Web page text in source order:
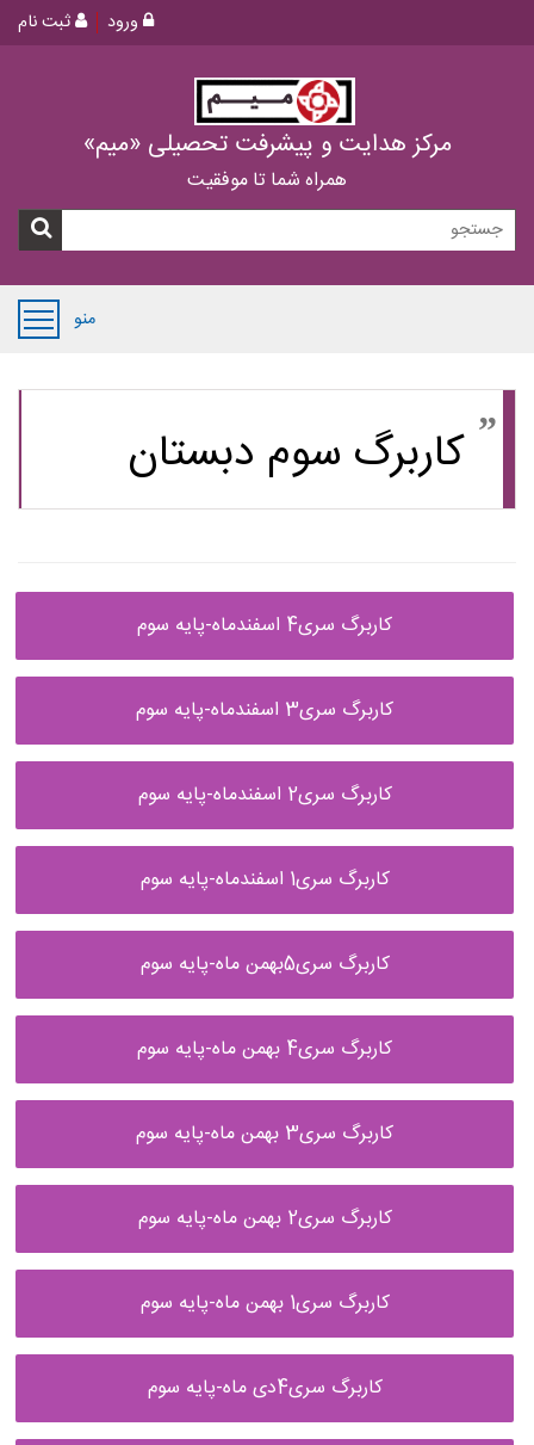
ثبت نام ورود
مرکز هدایت و پیشرفت تحصیلی «میم»
همراه شما تا موفقیت
منو
کاربرگ سوم دبستان
کاربرگ سری4 اسفندماه-پایه سوم
کاربرگ سری3 اسفندماه-پایه سوم
کاربرگ سری2 اسفندماه-پایه سوم
کاربرگ سری1 اسفندماه-پایه سوم
کاربرگ سری5بهمن ماه-پایه سوم
کاربرگ سری4 بهمن ماه-پایه سوم
کاربرگ سری3 بهمن ماه-پایه سوم
کاربرگ سری2 بهمن ماه-پایه سوم
کاربرگ سری1 بهمن ماه-پایه سوم
کاربرگ سری4دی ماه-پایه سوم